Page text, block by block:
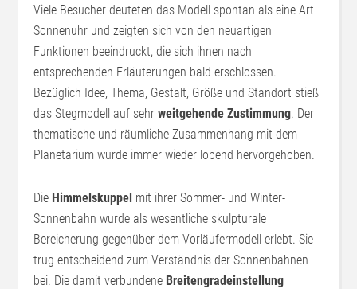
Viele Besucher deuteten das Modell spontan als eine Art
Sonnenuhr und zeigten sich von den neuartigen
Funktionen beeindruckt, die sich ihnen nach
entsprechenden Erläuterungen bald erschlossen.
Bezüglich Idee, Thema, Gestalt, Größe und Standort stieß
das Stegmodell auf sehrweitgehende Zustimmung. Der
thematische und räumliche Zusammenhang mit dem
Planetarium wurde immer wieder lobend hervorgehoben.
Die Himmelskuppel mit ihrer Sommer- und Winter-
Sonnenbahn wurde als wesentliche skulpturale
Bereicherung gegenüber dem Vorläufermodell erlebt. Sie
trug entscheidend zum Verständnis der Sonnenbahnen
bei. Die damit verbundene Breitengradeinstellung